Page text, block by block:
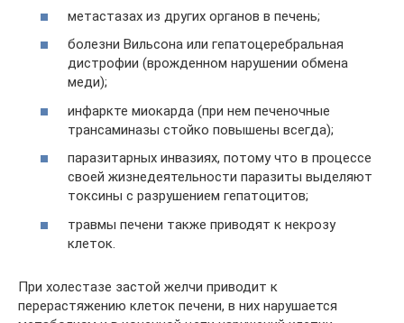
метастазах из других органов в печень;
болезни Вильсона или гепатоцеребральная
дистрофии (врожденном нарушении обмена
меди);
инфаркте миокарда (при нем печеночные
трансаминазы стойко повышены всегда);
паразитарных инвазиях, потому что в процессе
своей жизнедеятельности паразиты выделяют
токсины с разрушением гепатоцитов;
травмы печени также приводят к некрозу
клеток.
При холестазе застой желчи приводит к
перерастяжению клеток печени, в них нарушается